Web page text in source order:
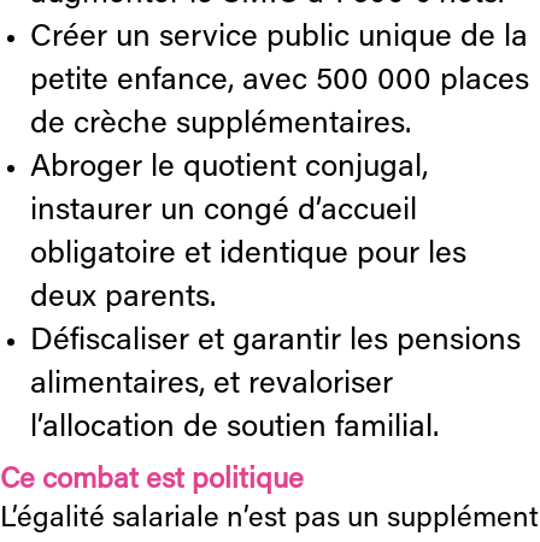
Créer un service public unique de la
petite enfance, avec 500 000 places
de crèche supplémentaires.
Abroger le quotient conjugal,
instaurer un congé d’accueil
obligatoire et identique pour les
deux parents.
Défiscaliser et garantir les pensions
alimentaires, et revaloriser
l’allocation de soutien familial.
Ce combat est politique
L’égalité salariale n’est pas un supplément